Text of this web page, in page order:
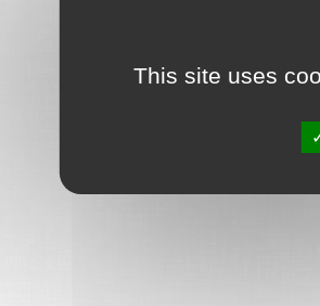
This site uses